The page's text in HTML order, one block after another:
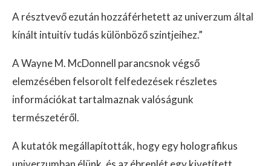
A résztvevő ezután hozzáférhetett az univerzum által
kínált intuitív tudás különböző szintjeihez.”
A Wayne M. McDonnell parancsnok végső
elemzésében felsorolt felfedezések részletes
információkat tartalmaznak valóságunk
természetéről.
A kutatók megállapították, hogy egy holografikus